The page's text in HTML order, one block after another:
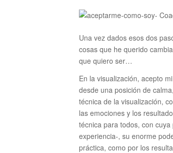
Una vez dados esos dos
cosas que he querido
que quiero ser…
En la visualización, acepto
desde una posición de
técnica de la visualización,
las emociones y los
técnica para todos, con
experiencia-, su enorme
práctica, como por los